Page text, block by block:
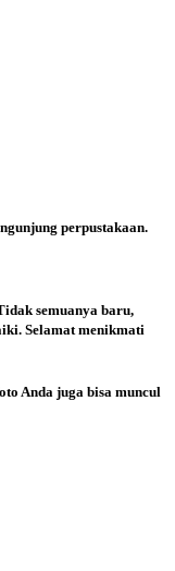
perpustakaan.
semuanya baru,
Selamat menikmati
Anda juga bisa muncul